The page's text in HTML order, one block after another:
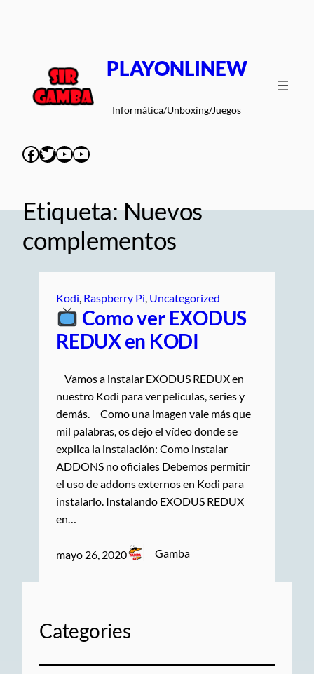
PLAYONLINEW
Informática/Unboxing/Juegos
Facebook
Twitter
YouTube
YouTube
Etiqueta:Nuevos
complementos
Kodi Raspberry Pi Uncategorized
Como ver EXODUS
REDUX en KODI
Vamos a instalar EXODUS REDUX en
nuestro Kodi para ver películas, series y
demás. Como una imagen vale más que
mil palabras, os dejo el vídeo donde se
explica la instalación: Como instalar
ADDONS no oficiales Debemos permitir
el uso de addons externos en Kodi para
instalarlo. Instalando EXODUS REDUX
en…
mayo 26, 2020 Gamba
Categories